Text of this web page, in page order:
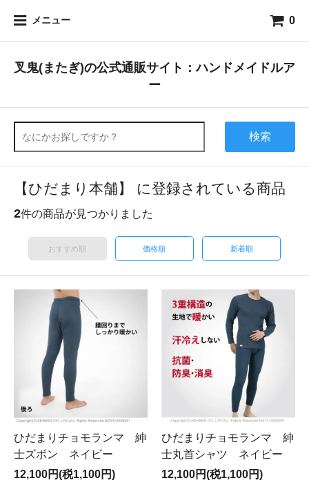
メニュー 0
叉鬼(またぎ)の公式通販サイト：ハンドメイドルア
ー
検索
【ひだまり本舗】 に登録されている商品
2件の商品が見つかりました
おすすめ順 価格順 新着順
ひだまりチョモランマ 紳
士ズボン ネイビー
12,100円(税1,100円)
ひだまりチョモランマ 紳
士丸首シャツ ネイビー
12,100円(税1,100円)